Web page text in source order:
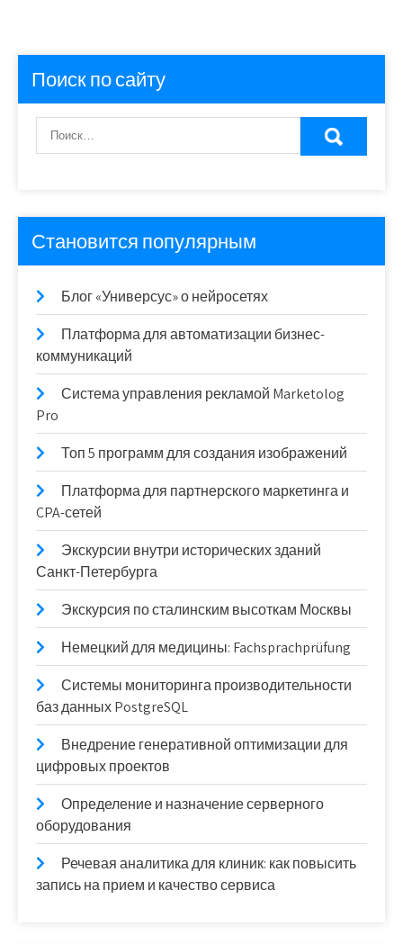
Поиск по сайту
Становится популярным
Блог «Универсус» о нейросетях
Платформа для автоматизации бизнес-
коммуникаций
Система управления рекламой Marketolog
Pro
Топ 5 программ для создания изображений
Платформа для партнерского маркетинга и
CPA-сетей
Экскурсии внутри исторических зданий
Санкт-Петербурга
Экскурсия по сталинским высоткам Москвы
Немецкий для медицины: Fachsprachprüfung
Системы мониторинга производительности
баз данных PostgreSQL
Внедрение генеративной оптимизации для
цифровых проектов
Определение и назначение серверного
оборудования
Речевая аналитика для клиник: как повысить
запись на прием и качество сервиса